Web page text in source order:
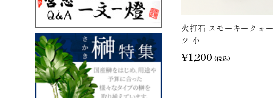
火打石 スモーキークォー
ツ 小
¥1,200 (税込)